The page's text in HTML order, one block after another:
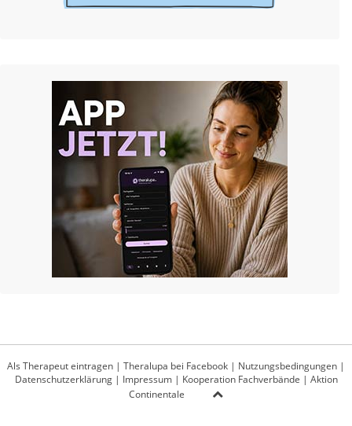
Als Therapeut eintragen | Theralupa bei Facebook | Nutzungsbedingungen |
Datenschutzerklärung| Impressum| Kooperation Fachverbände | Aktion
Continentale